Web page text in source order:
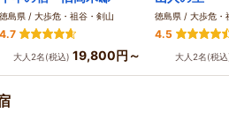
徳島県 / 大歩危・祖谷・剣山
4.7
大人2名(税込) 19,800円～
徳島県 / 大歩危・
4.5
大人2名(税